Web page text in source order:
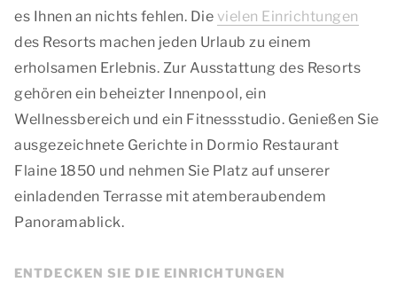
es Ihnen an nichts fehlen. Die vielen Einrichtungen
des Resorts machen jeden Urlaub zu einem
erholsamen Erlebnis. Zur Ausstattung des Resorts
gehören ein beheizter Innenpool, ein
Wellnessbereich und ein Fitnessstudio. Genießen Sie
ausgezeichnete Gerichte in Dormio Restaurant
Flaine 1850 und nehmen Sie Platz auf unserer
einladenden Terrasse mit atemberaubendem
Panoramablick.
ENTDECKEN SIE DIE EINRICHTUNGEN